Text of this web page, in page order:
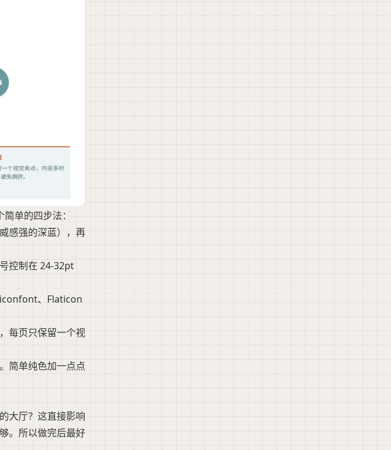
单的四步法：
感强的深蓝），再
控制在 24-32pt
iconfont、Flaticon
每页只保留一个视
简单纯色加一点点
大厅？这直接影响
。所以做完后最好